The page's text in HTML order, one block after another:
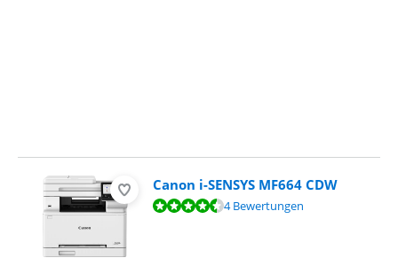
Canon i-SENSYS MF664 CDW
Bewertet mit 9,0 von 10, basierend auf 4 Bewertungen.
4 Bewertungen